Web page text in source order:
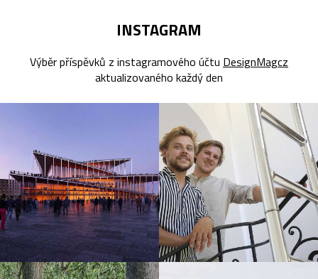
INSTAGRAM
Výběr příspěvků z instagramového účtu DesignMagcz
aktualizovaného každý den